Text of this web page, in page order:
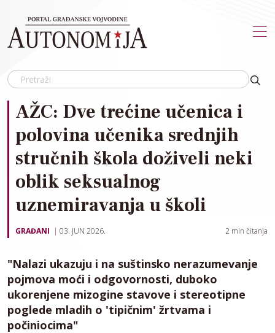
AŽC: Dve trećine učenica i
polovina učenika srednjih
stručnih škola doživeli neki
oblik seksualnog
uznemiravanja u školi
GRAĐANI 03. JUN 2026. 2 min čitanja
"Nalazi ukazuju i na suštinsko nerazumevanje
pojmova moći i odgovornosti, duboko
ukorenjene mizogine stavove i stereotipne
poglede mladih o 'tipičnim' žrtvama i
počiniocima"